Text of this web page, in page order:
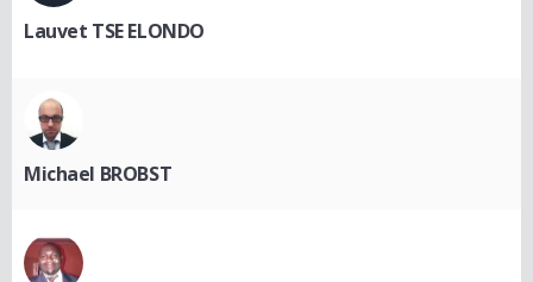
Lauvet TSE ELONDO
Michael BROBST